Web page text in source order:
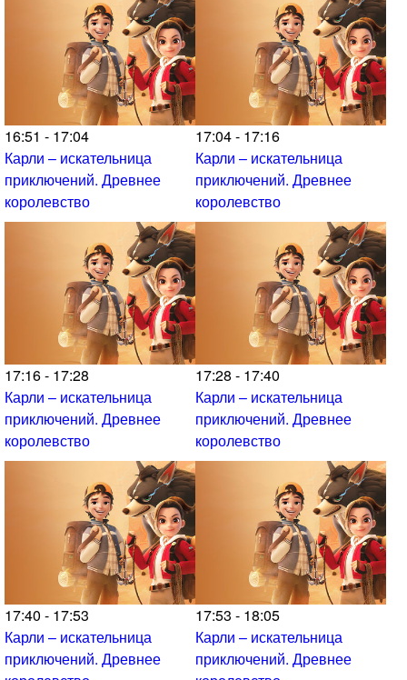
16:51 - 17:04
Карли – искательница
приключений. Древнее
королевство
17:04 - 17:16
Карли – искательница
приключений. Древнее
королевство
17:16 - 17:28
Карли – искательница
приключений. Древнее
королевство
17:28 - 17:40
Карли – искательница
приключений. Древнее
королевство
17:40 - 17:53
Карли – искательница
приключений. Древнее
17:53 - 18:05
Карли – искательница
приключений. Древнее